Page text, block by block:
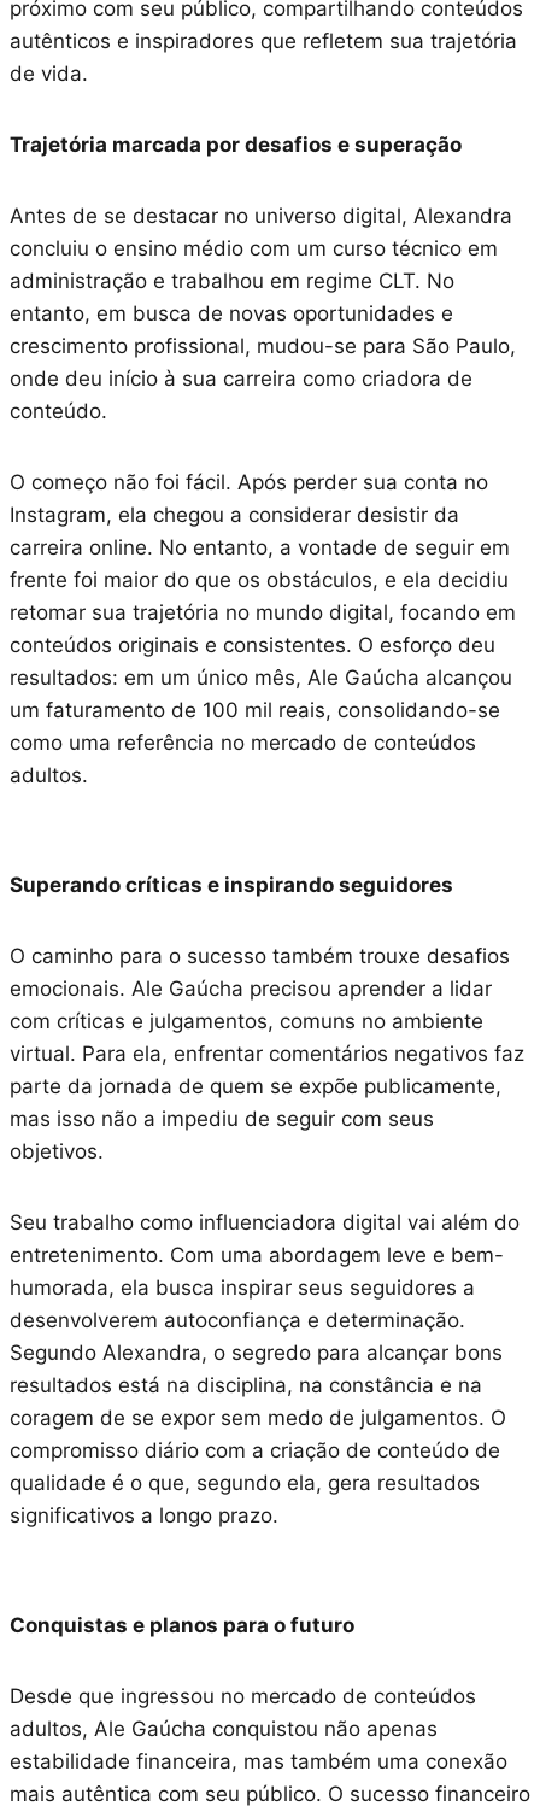
próximo com seu público, compartilhando conteúdos
autênticos e inspiradores que refletem sua trajetória
de vida.
Trajetória marcada por desafios e superação
Antes de se destacar no universo digital, Alexandra
concluiu o ensino médio com um curso técnico em
administração e trabalhou em regime CLT. No
entanto, em busca de novas oportunidades e
crescimento profissional, mudou-se para São Paulo,
onde deu início à sua carreira como criadora de
conteúdo.
O começo não foi fácil. Após perder sua conta no
Instagram, ela chegou a considerar desistir da
carreira online. No entanto, a vontade de seguir em
frente foi maior do que os obstáculos, e ela decidiu
retomar sua trajetória no mundo digital, focando em
conteúdos originais e consistentes. O esforço deu
resultados: em um único mês, Ale Gaúcha alcançou
um faturamento de 100 mil reais, consolidando-se
como uma referência no mercado de conteúdos
adultos.
Superando críticas e inspirando seguidores
O caminho para o sucesso também trouxe desafios
emocionais. Ale Gaúcha precisou aprender a lidar
com críticas e julgamentos, comuns no ambiente
virtual. Para ela, enfrentar comentários negativos faz
parte da jornada de quem se expõe publicamente,
mas isso não a impediu de seguir com seus
objetivos.
Seu trabalho como influenciadora digital vai além do
entretenimento. Com uma abordagem leve e bem-
humorada, ela busca inspirar seus seguidores a
desenvolverem autoconfiança e determinação.
Segundo Alexandra, o segredo para alcançar bons
resultados está na disciplina, na constância e na
coragem de se expor sem medo de julgamentos. O
compromisso diário com a criação de conteúdo de
qualidade é o que, segundo ela, gera resultados
significativos a longo prazo.
Conquistas e planos para o futuro
Desde que ingressou no mercado de conteúdos
adultos, Ale Gaúcha conquistou não apenas
estabilidade financeira, mas também uma conexão
mais autêntica com seu público. O sucesso financeiro